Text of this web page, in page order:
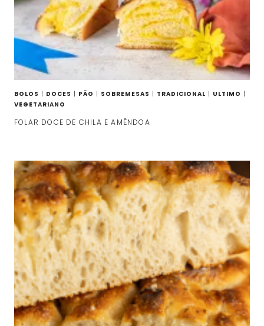
BOLOS | DOCES | PÃO | SOBREMESAS | TRADICIONAL | ULTIMO |
VEGETARIANO
FOLAR DOCE DE CHILA E AMÊNDOA